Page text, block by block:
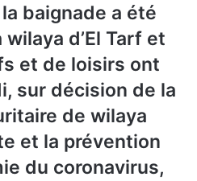
baignade a été
d’El Tarf et
et de loisirs ont
sur décision de la
de wilaya
et la prévention
du coronavirus,